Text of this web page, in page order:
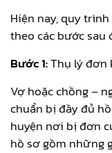
Hiện nay, quy
theo các bước sau
Bước 1:Thụ lý đơn
Vợ hoặc chồng –
chuẩn bị đầy đủ
huyện nơi bị đơn
hồ sơ gồm những